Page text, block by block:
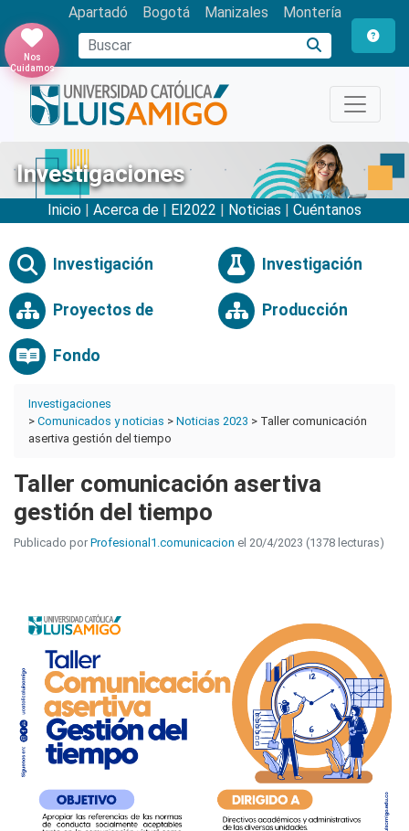
Apartadó Bogotá Manizales Montería
Buscar
Nos
Cuidamos
Investigaciones
Inicio | Acerca de | EI2022 | Noticias | Cuéntanos
Investigación Investigación
Proyectos de Producción
Fondo
Investigaciones
> Comunicados y noticias > Noticias 2023 > Taller comunicación
asertiva gestión del tiempo
Taller comunicación asertiva
gestión del tiempo
Publicado por Profesional1.comunicacion el 20/4/2023 (1378 lecturas)